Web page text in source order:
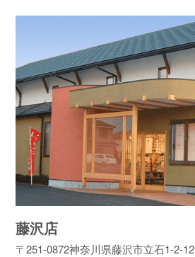
藤沢店
〒251-0872神奈川県藤沢市立石1-2-12